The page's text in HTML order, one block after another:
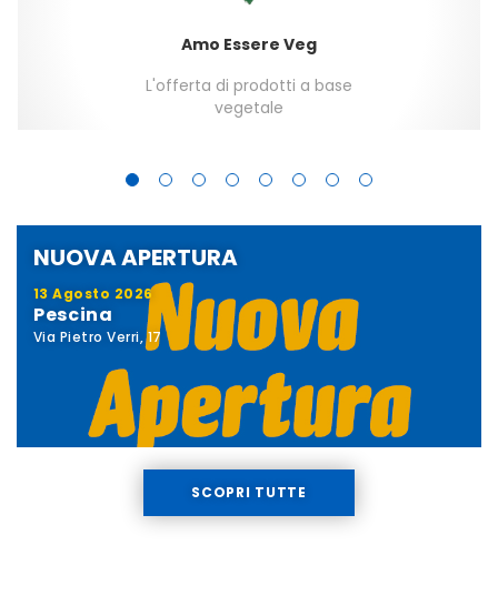
Amo Essere Veg
L'offerta di prodotti a base
vegetale
NUOVA APERTURA
13 Agosto 2026
Pescina
Via Pietro Verri, 17
SCOPRI TUTTE